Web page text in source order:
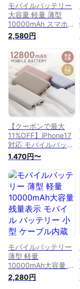
モバイルバッテリー
大容量 軽量 薄型
10000mAh スマホ充
電器 アンドロイド
急速充電 アイフォン
充電 バッテリー 携
帯充電器 iPhone 充
電器 持ち運び 充電
器 iPhone Android
対応 pse認証
iPhone11 iPhone12
iPhone13
2,580円
【クーポンで最大
11%OFF】iPhone17
対応 モバイルバッテ
リー 大容量 軽量 小
型 薄型 12800mAh
急速充電 スマホ 充
電器 アンドロイド
充電器 アイフォン
充電 バッテリー 携
帯充電器 持ち運び
iPhone Android 大容
量モバイルバッテリ
ー スマホ バッテリ
ー 送料無料
1,470円〜
モバイルバッテリー
薄型 軽量
10000mAh大容量 残
量表示 モバイル バ
ッテリー 小型 ケー
2,280円